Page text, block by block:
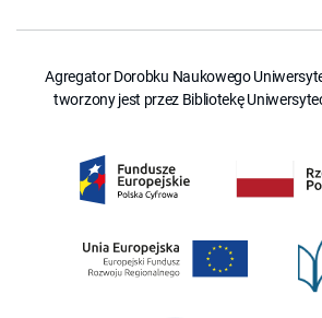
Agregator Dorobku Naukowego
tworzony jest przez Bibliotekę